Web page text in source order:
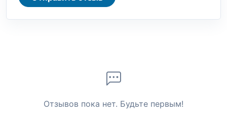
Отзывов пока нет. Будьте первым!